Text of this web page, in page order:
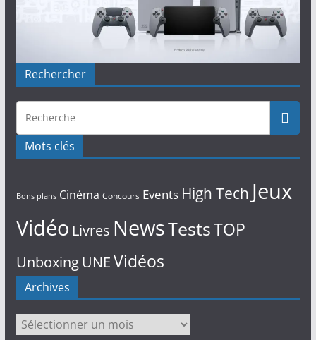
Rechercher
Mots clés
Bons plans Cinéma Concours Events High Tech Jeux
Vidéo Livres NewsTestsTOP
UnboxingUNEVidéos
Archives
Archives